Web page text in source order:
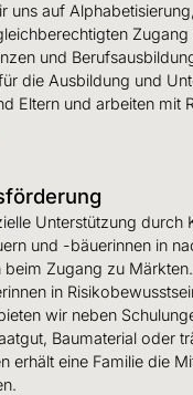
uns auf
und
die Ausbildung und
Eltern und arbeiten mit
Unterstützung durch
und -bäuerinnen in
beim Zugang zu
in
wir neben
Baumaterial oder
erhält eine Familie die